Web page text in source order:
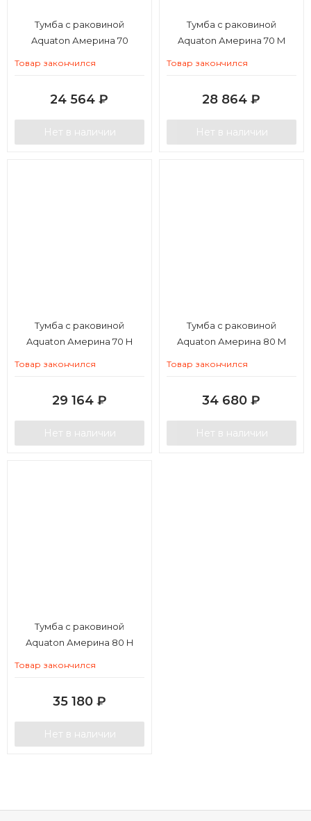
Тумба с раковиной
Aquaton Америна 70
Товар закончился
24 564 ₽
Нет в наличии
Тумба с раковиной
Aquaton Америна 70 М
Товар закончился
28 864 ₽
Нет в наличии
Тумба с раковиной
Aquaton Америна 70 Н
Товар закончился
29 164 ₽
Нет в наличии
Тумба с раковиной
Aquaton Америна 80 М
Товар закончился
34 680 ₽
Нет в наличии
Тумба с раковиной
Aquaton Америна 80 Н
Товар закончился
35 180 ₽
Нет в наличии